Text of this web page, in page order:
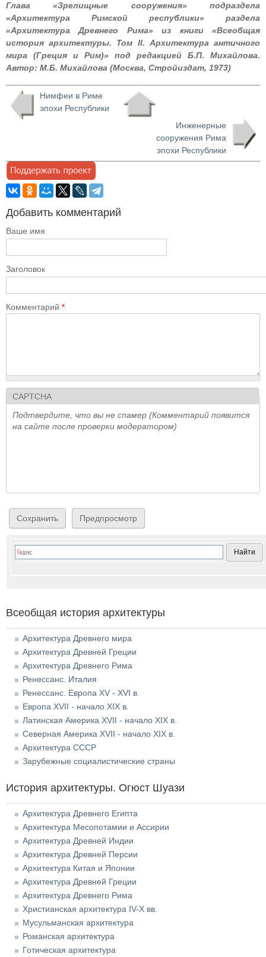
Глава «Зрелищные сооружения» подраздела
«Архитектура Римской республики» раздела
«Архитектура Древнего Рима» из книги «Всеобщая
история архитектуры. Том II. Архитектура античного
мира (Греция и Рим)» под редакцией Б.П. Михайлова.
Автор: М.Б. Михайлова (Москва, Стройиздат, 1973)
Нимфеи в Риме
эпохи Республики
Инженерные
сооружения Рима
эпохи Республики
Добавить комментарий
Ваше имя
Заголовок
Комментарий *
CAPTCHA
Подтвердите, что вы не спамер (Комментарий появится
на сайте после проверки модератором)
Всеобщая история архитектуры
Архитектура Древнего мира
Архитектура Древней Греции
Архитектура Древнего Рима
Ренессанс. Италия
Ренессанс. Европа XV - XVI в.
Европа XVII - начало XIX в.
Латинская Америка XVII - начало XIX в.
Северная Америка XVII - начало XIX в.
Архитектура СССР
Зарубежные социалистические страны
История архитектуры. Огюст Шуази
Архитектура Древнего Египта
Архитектура Месопотамии и Ассирии
Архитектура Древней Индии
Архитектура Древней Персии
Архитектура Китая и Японии
Архитектура Древней Греции
Архитектура Древнего Рима
Христианская архитектура IV-X вв.
Мусульманская архитектура
Романская архитектура
Готическая архитектура